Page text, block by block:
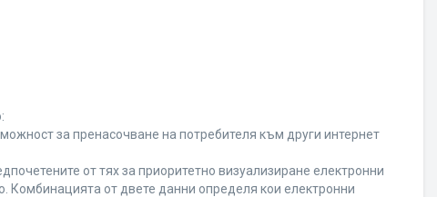
за пренасочване на потребителя към други интернет
от тях за приоритетно визуализиране електронни
Комбинацията от двете данни определя кои електронни